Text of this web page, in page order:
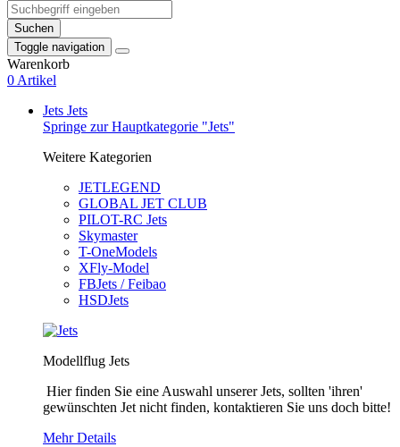
Suchen
Toggle navigation
Warenkorb
0 Artikel
Jets Jets
Springe zur Hauptkategorie "Jets"
Weitere Kategorien
JETLEGEND
GLOBAL JET CLUB
PILOT-RC Jets
Skymaster
T-OneModels
XFly-Model
FBJets / Feibao
HSDJets
Modellflug Jets
Hier finden Sie eine Auswahl unserer Jets, sollten 'ihren'
gewünschten Jet nicht finden, kontaktieren Sie uns doch bitte!
Mehr Details